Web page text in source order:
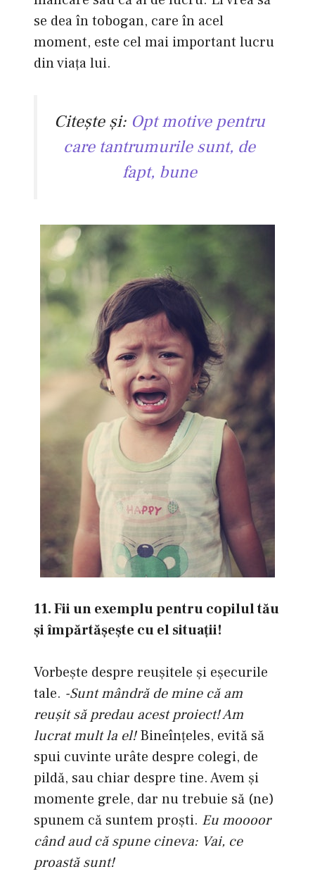
se dea în tobogan, care în acel
moment, este cel mai important lucru
din viaţa lui.
Citeşte şi: Opt motive pentru
care tantrumurile sunt, de
fapt, bune
11. Fii un exemplu pentru copilul tău
şi împărtăşeşte cu el situaţii!
Vorbeşte despre reuşitele şi eşecurile
tale. -Sunt mândră de mine că am
reuşit să predau acest proiect! Am
lucrat mult la el!Bineînţeles, evită să
spui cuvinte urâte despre colegi, de
pildă, sau chiar despre tine. Avem şi
momente grele, dar nu trebuie să (ne)
spunem că suntem proşti. Eu moooor
când aud că spune cineva: Vai, ce
proastă sunt!